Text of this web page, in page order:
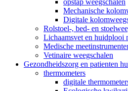
Mechanische
Digitale
Rolstoel-, bed- en
Lichaamsvet en huidplooi
Medische
Vetinaire weegschalen
Gezondheidszorg en patienten
thermometers
digitale